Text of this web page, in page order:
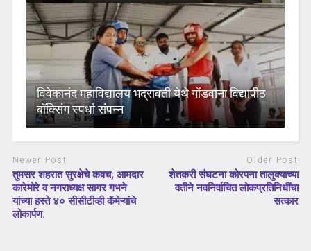
विवेकानंद महाविद्यालय भद्रावती येथे गोंडवाना विद्यापीठ
बॉक्सिंग स्पर्धा संपन्न
Newer Post
तुमसर शहरात सुरक्षेचे कवच; आमदार
कारेमोरे व नगराध्यक्ष सागर गभने
यांच्या हस्ते ४० सीसीटीव्ही कॅमेऱ्यांचे
लोकार्पण.
Older Post
शेतकरी संघटना कोरपना तालुक्याच्या
वतीने नवनिर्वाचित लोकप्रतिनिधींचा
सत्कार